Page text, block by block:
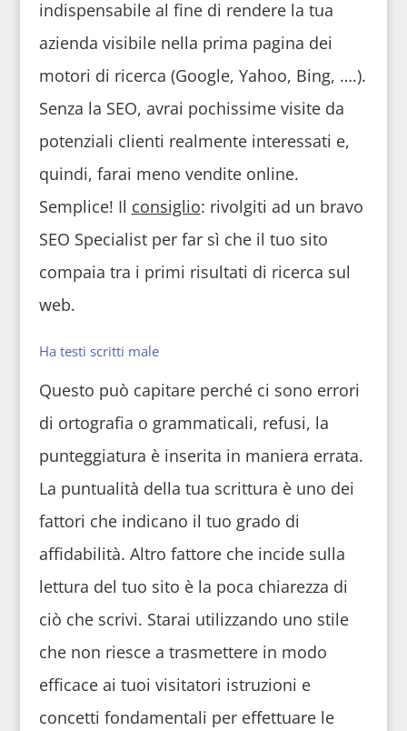
indispensabile al fine di rendere la tua
azienda visibile nella prima pagina dei
motori di ricerca (Google, Yahoo, Bing, ….).
Senza la SEO, avrai pochissime visite da
potenziali clienti realmente interessati e,
quindi, farai meno vendite online.
Semplice! Il consiglio: rivolgiti ad un bravo
SEO Specialist per far sì che il tuo sito
compaia tra i primi risultati di ricerca sul
web.
Ha testi scritti male
Questo può capitare perché ci sono errori
di ortografia o grammaticali, refusi, la
punteggiatura è inserita in maniera errata.
La puntualità della tua scrittura è uno dei
fattori che indicano il tuo grado di
affidabilità. Altro fattore che incide sulla
lettura del tuo sito è la poca chiarezza di
ciò che scrivi. Starai utilizzando uno stile
che non riesce a trasmettere in modo
efficace ai tuoi visitatori istruzioni e
concetti fondamentali per effettuare le